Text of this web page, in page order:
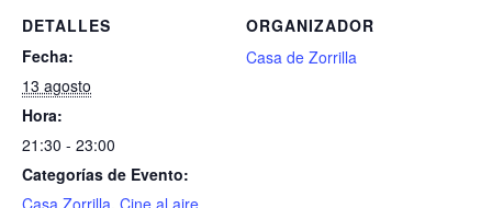
DETALLES
Fecha:
13 agosto
Hora:
21:30 - 23:00
Categorías de Evento:
ORGANIZADOR
Casa de Zorrilla